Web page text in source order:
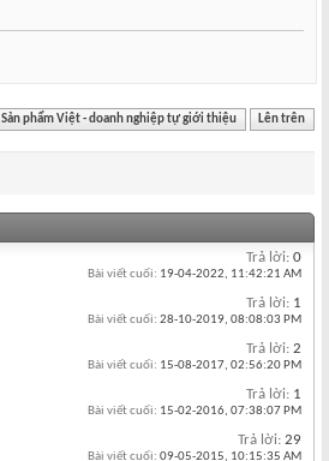
Sản phẩm Việt - doanh nghiệp tự giới thiệu Lên trên
Trả lời: 0
Bài viết cuối: 19-04-2022, 11:42:21 AM
Trả lời: 1
Bài viết cuối: 28-10-2019, 08:08:03 PM
Trả lời: 2
Bài viết cuối: 15-08-2017, 02:56:20 PM
Trả lời: 1
Bài viết cuối: 15-02-2016, 07:38:07 PM
Trả lời: 29
Bài viết cuối: 09-05-2015, 10:15:35 AM